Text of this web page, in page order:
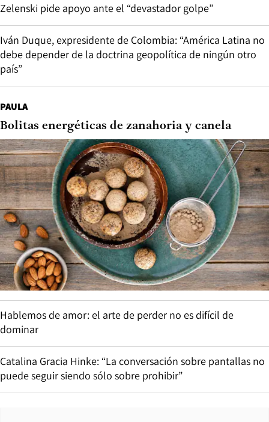
Zelenski pide apoyo ante el “devastador golpe”
Iván Duque, expresidente de Colombia: “América Latina no
debe depender de la doctrina geopolítica de ningún otro
país”
PAULA
Bolitas energéticas de zanahoria y canela
Hablemos de amor: el arte de perder no es difícil de
dominar
Catalina Gracia Hinke: “La conversación sobre pantallas no
puede seguir siendo sólo sobre prohibir”